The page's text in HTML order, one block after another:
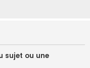
sujet ou une